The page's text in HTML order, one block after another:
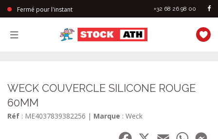
Fermé pour l'instant +32 68 26 98 00
WECK COUVERCLE SILICONE ROUGE
60MM
Réf : ME4037839382256 | Marque : Weck
Facebook
Email